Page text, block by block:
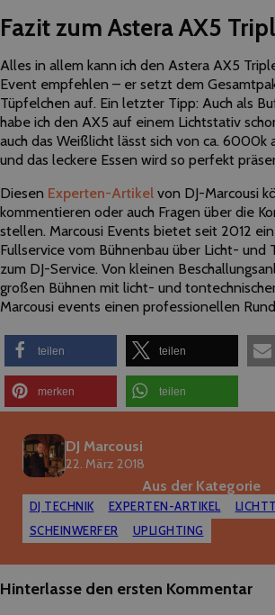
Fazit zum Astera AX5
Alles in allem kann ich den Astera AX5
Event empfehlen – er setzt dem
Tüpfelchen auf. Ein letzter Tipp: Auch als
habe ich den AX5 auf einem Lichtstativ
auch das Weißlicht lässt sich von ca.
und das leckere Essen wird so perfekt
Diesen Experten-Artikel von DJ-Marcousi
kommentieren oder auch Fragen über die
stellen. Marcousi Events bietet seit 2012
Fullservice vom Bühnenbau über Licht- und
zum DJ-Service. Von kleinen
großen Bühnen mit licht- und
Marcousi events einen professionellen
teilen teilen
merken teilen
DJ Marcousi
22. März 2018
Aus der Kategorie
DJ TECHNIK EXPERTEN-ARTIKEL
SCHEINWERFER
UPLIGHTING
Hinterlasse den ersten Kommentar